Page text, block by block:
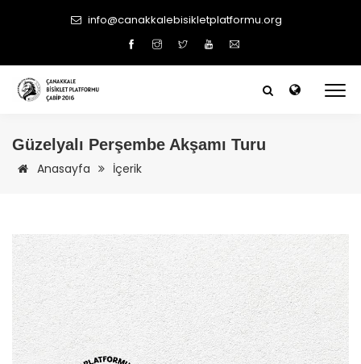
info@canakkalebisikletplatformu.org
Güzelyalı Perşembe Akşamı Turu
Anasayfa İçerik